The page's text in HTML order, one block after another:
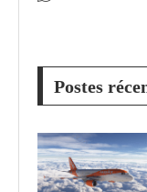
Postes